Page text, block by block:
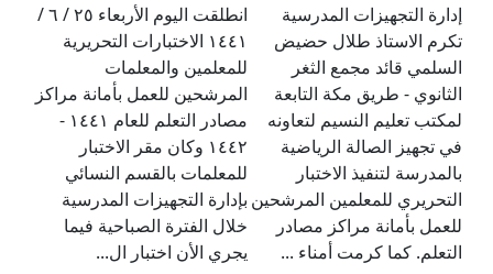
إدارة التجهيزات المدرسية
تكرم الاستاذ طلال حضيض
السلمي قائد مجمع الثغر
الثانوي - طريق مكة التابعة
لمكتب تعليم النسيم لتعاونه
في تجهيز الصالة الرياضية
بالمدرسة لتنفيذ الاختبار
التحريري للمعلمين المرشحين
للعمل بأمانة مراكز مصادر
التعلم. كما كرمت أمناء ...
انطلقت اليوم الأربعاء ٢٥ / ٦ /
١٤٤١ الاختبارات التحريرية
للمعلمين والمعلمات
المرشحين للعمل بأمانة مراكز
مصادر التعلم للعام ١٤٤١ -
١٤٤٢ وكان مقر الاختبار
للمعلمات بالقسم النسائي
بإدارة التجهيزات المدرسية
خلال الفترة الصباحية فيما
يجري الأن اختبار ال...